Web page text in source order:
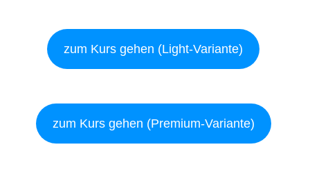
zum Kurs gehen (Light-Variante)
zum Kurs gehen (Premium-Variante)